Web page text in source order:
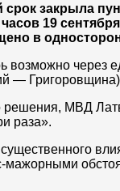
закрыла
19
в
возможно
—
решения, МВД
раза».